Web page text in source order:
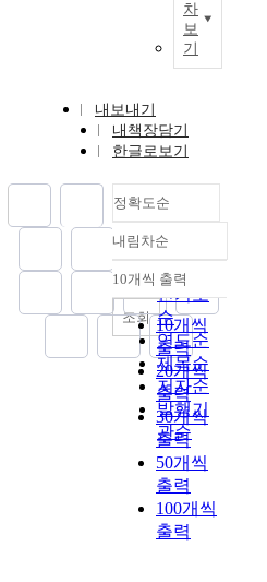
차
보
기
내보내기
내책장담기
한글로보기
정확도순
정확도
순
인기도
순
연도순
제목순
저자순
발행기
관순
내림차순
내림차순
10개씩 출력
10개씩
출력
20개씩
출력
30개씩
출력
50개씩
출력
100개씩
출력
조회